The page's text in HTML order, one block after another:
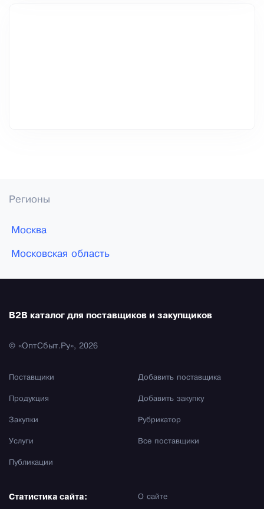
Регионы
Москва
Московская область
B2B каталог для поставщиков и закупщиков
© «ОптСбыт.Ру», 2026
Поставщики
Продукция
Закупки
Услуги
Публикации
Добавить поставщика
Добавить закупку
Рубрикатор
Все поставщики
О сайте
Статистика сайта: